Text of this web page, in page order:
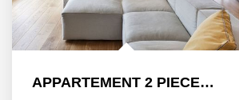
APPARTEMENT 2 PIECES NEUF À STRASBOURG ART MODERNE - GARE